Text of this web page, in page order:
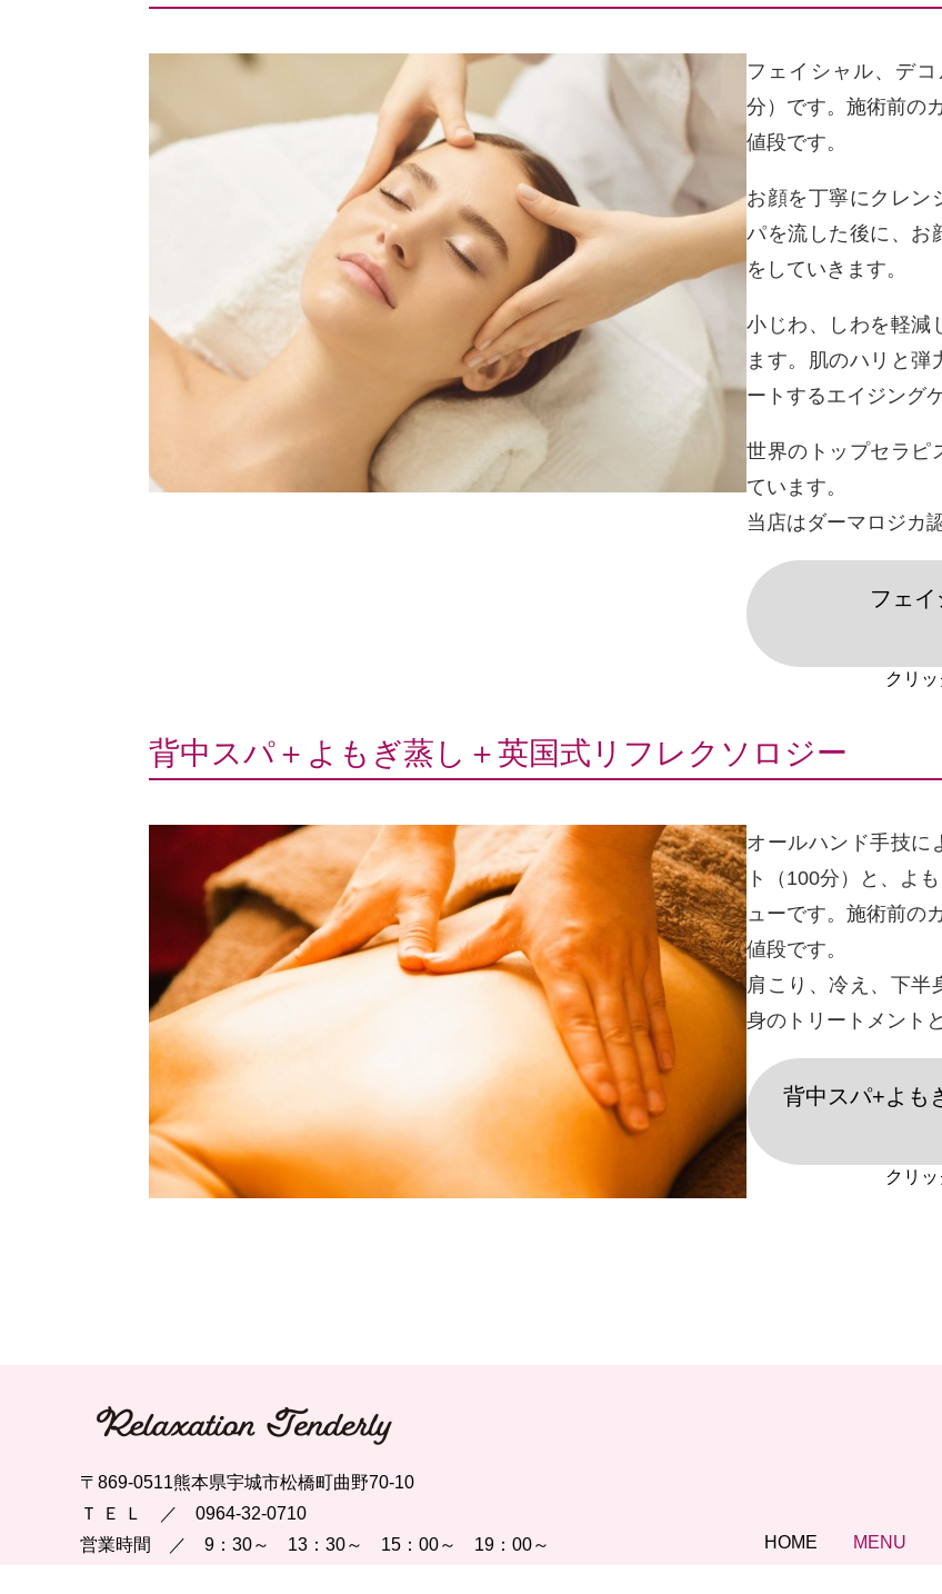
フェイシャル、デ
分）です。施術前の
値段です。
お顔を丁寧にクレン
パを流した後に、お
をしていきます。
小じわ、しわを軽減
ます。肌のハリと弾
ートするエイジング
世界のトップセラピ
ています。
当店はダーマロジカ
フェ
背中スパ＋よもぎ蒸し＋英国式リフレクソロジー
オールハンド手技に
ト（100分）と、よ
ューです。施術前の
値段です。
肩こり、冷え、下半
身のトリートメント
背中スパ+よも
〒869-0511熊本県宇城市松橋町曲野70-10
Ｔ Ｅ Ｌ ／ 0964-32-0710
営業時間 ／ 9：30～ 13：30～ 15：00～ 19：00～
HOME MENU